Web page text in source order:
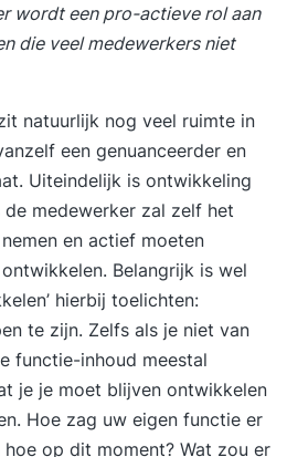
wordt een pro-actieve rol aan
die veel medewerkers niet
natuurlijk nog veel ruimte in
een genuanceerder en
Uiteindelijk is ontwikkeling
medewerker zal zelf het
en actief moeten
Belangrijk is wel
hierbij toelichten:
te zijn. Zelfs als je niet van
functie-inhoud meestal
je je moet blijven ontwikkelen
Hoe zag uw eigen functie er
op dit moment? Wat zou er